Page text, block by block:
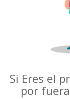
Si Eres
por